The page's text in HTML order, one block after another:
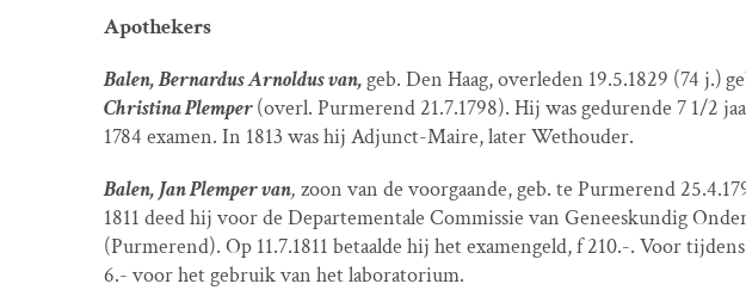
Apothekers
Balen, Bernardus Arnoldus van,geb. Den Haag, overleden 19.5.1829 (74 j.)
Christina Plemper(overl. Purmerend 21.7.1798). Hij was gedurende 7 1/2
1784 examen. In 1813 was hij Adjunct-Maire, later Wethouder.
Balen, Jan Plemper van, zoon van de voorgaande, geb. te Purmerend
1811 deed hij voor de Departementale Commissie van Geneeskundig
(Purmerend). Op 11.7.1811 betaalde hij het examengeld, f 210.-. Voor
6.- voor het gebruik van het laboratorium.